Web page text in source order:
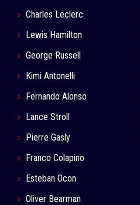
Charles Leclerc
Lewis Hamilton
George Russell
Kimi Antonelli
Fernando Alonso
Lance Stroll
Pierre Gasly
Franco Colapino
Esteban Ocon
Oliver Bearman